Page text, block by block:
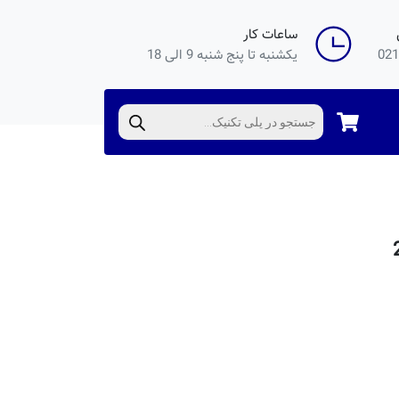
ساعات کار
یکشنبه تا پنج شنبه 9 الی 18
Products
search